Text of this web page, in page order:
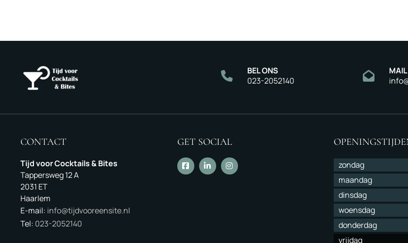
BEL ONS
023-2052140
CONTACT
Tijd voor Cocktails & Bites
Tappersweg 12 A
2031 ET
Haarlem
E-mail: info@tijdvooreensite.nl
Tel: 023-2052140
GET SOCIAL
zondag
maandag
dinsdag
woensdag
donderdag
vrijdag